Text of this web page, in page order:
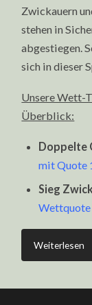
Zwickauern
stehen in
abgestiegen.
sich in dieser
Unsere Wett-
Überblick:
Doppelte
mit Quote
Sieg
Wettquote
Weiterlesen